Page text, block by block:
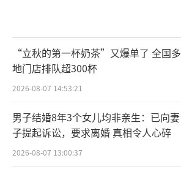
“立秋的第一杯奶茶”又爆单了 全国多
地门店排队超300杯
2026-08-07 14:53:21
男子结婚8年3个女儿均非亲生：已向妻
子提起诉讼，要求离婚 真相令人心碎
2026-08-07 13:00:37